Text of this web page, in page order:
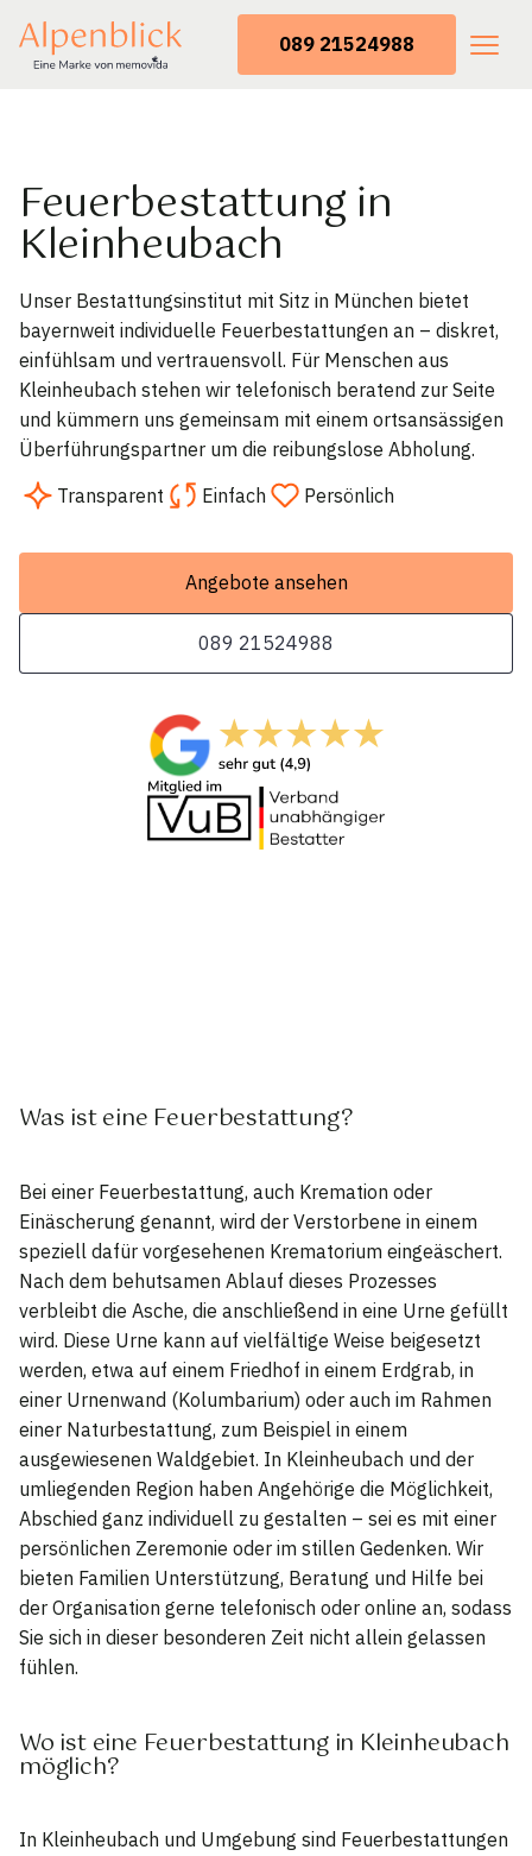
089 21524988
Feuerbestattung in
Kleinheubach
Unser Bestattungsinstitut mit Sitz in München bietet
bayernweit individuelle Feuerbestattungen an – diskret,
einfühlsam und vertrauensvoll. Für Menschen aus
Kleinheubach stehen wir telefonisch beratend zur Seite
und kümmern uns gemeinsam mit einem ortsansässigen
Überführungspartner um die reibungslose Abholung.
Transparent
Einfach Persönlich
Angebote ansehen
089 21524988
Was ist eine Feuerbestattung?
Bei einer Feuerbestattung, auch Kremation oder
Einäscherung genannt, wird der Verstorbene in einem
speziell dafür vorgesehenen Krematorium eingeäschert.
Nach dem behutsamen Ablauf dieses Prozesses
verbleibt die Asche, die anschließend in eine Urne gefüllt
wird. Diese Urne kann auf vielfältige Weise beigesetzt
werden, etwa auf einem Friedhof in einem Erdgrab, in
einer Urnenwand (Kolumbarium) oder auch im Rahmen
einer Naturbestattung, zum Beispiel in einem
ausgewiesenen Waldgebiet. In Kleinheubach und der
umliegenden Region haben Angehörige die Möglichkeit,
Abschied ganz individuell zu gestalten – sei es mit einer
persönlichen Zeremonie oder im stillen Gedenken. Wir
bieten Familien Unterstützung, Beratung und Hilfe bei
der Organisation gerne telefonisch oder online an, sodass
Sie sich in dieser besonderen Zeit nicht allein gelassen
fühlen.
Wo ist eine Feuerbestattung in Kleinheubach
möglich?
In Kleinheubach und Umgebung sind Feuerbestattungen